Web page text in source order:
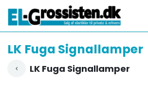
LK Fuga Signallamper
LK Fuga Signallamper